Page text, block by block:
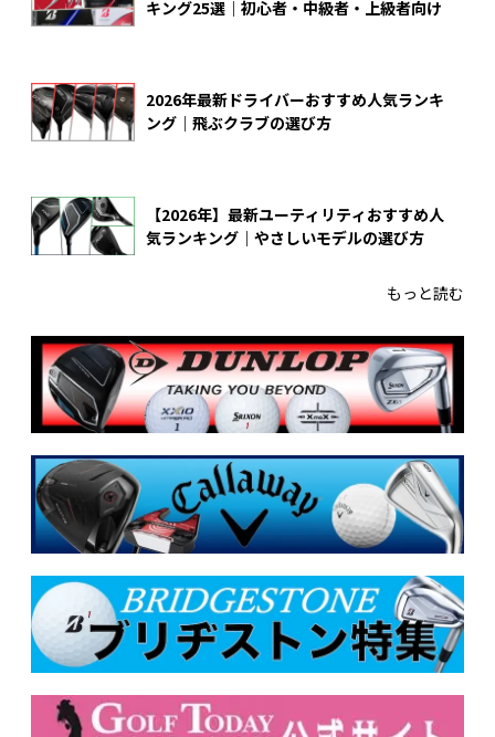
キング25選｜初心者・中級者・上級者向け
2026年最新ドライバーおすすめ人気ランキ
ング｜飛ぶクラブの選び方
【2026年】最新ユーティリティおすすめ人
気ランキング｜やさしいモデルの選び方
もっと読む